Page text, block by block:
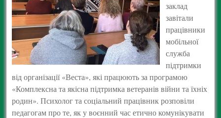
заклад
завітали
працівники
мобільної
служба
підтримки
від організації «Веста», які працюють за програмою
«Комплексна та якісна підтримка ветеранів війни та їхніх
родин». Психолог та соціальний працівник розповіли
педагогам про те, як у воєнний час етично комунікувати